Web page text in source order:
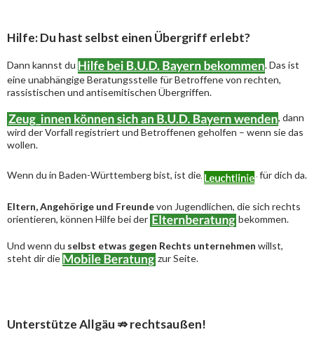
Hilfe: Du hast selbst einen Übergriff erlebt?
Dann kannst du
. Das ist
eine unabhängige Beratungsstelle für Betroffene von rechten,
rassistischen und antisemitischen Übergriffen.
, dann
wird der Vorfall registriert und Betroffenen geholfen – wenn sie das
wollen.
Wenn du in Baden-Württemberg bist, ist die für dich da.
Eltern, Angehörige und Freundevon Jugendlichen, die sich rechts
orientieren, können Hilfe bei der
bekommen.
Und wenn du selbst etwas gegen Rechts unternehmen willst,
steht dir die
zur Seite.
Unterstütze Allgäu ⇏ rechtsaußen!